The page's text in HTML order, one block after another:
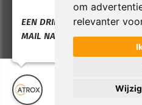
om
relevanter
Copyright © 2026 Atrox.
Cookies
Garantie &
EEN DRINGENDE VRAAG:
MAIL NAAR INFO@ATROX.BE